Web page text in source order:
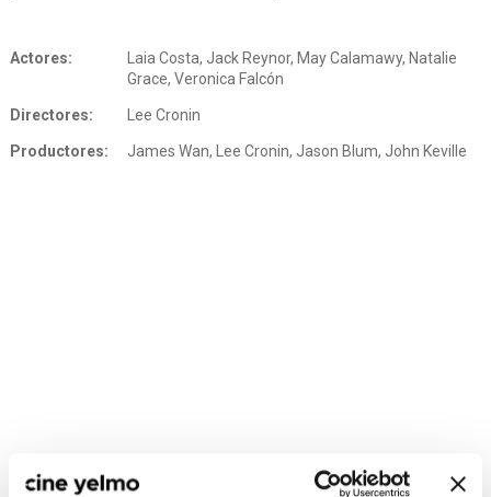
Actores:
Laia Costa, Jack Reynor, May Calamawy, Natalie
Grace, Veronica Falcón
Directores: Lee Cronin
Productores: James Wan, Lee Cronin, Jason Blum, John Keville